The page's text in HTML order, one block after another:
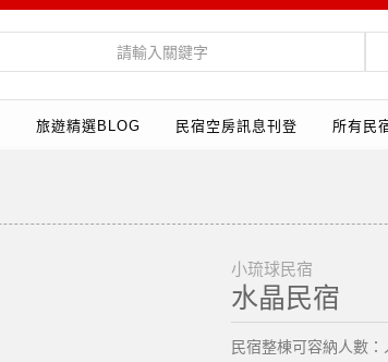
旅遊精選BLOG 民宿空房訊息刊登 所有民
小琉球民宿
水晶民宿
民宿整棟可容納人數：